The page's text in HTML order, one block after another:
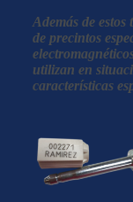
Además de estos
de precintos
utilizan en
características